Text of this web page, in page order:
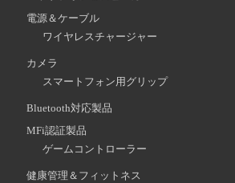
電源＆ケーブル
ワイヤレスチャージャー
カメラ
スマートフォン用グリップ
Bluetooth対応製品
MFi認証製品
ゲームコントローラー
健康管理＆フィットネス